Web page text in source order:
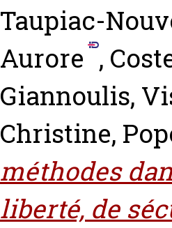
Taupiac-
Aurore ,
Giannoulis,
Christine,
méthodes
liberté, de